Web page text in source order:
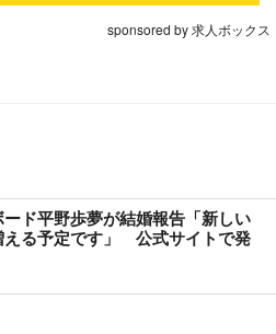
sponsored by 求人ボックス
ド平野歩夢が結婚報告「新しい
える予定です」 公式サイトで発